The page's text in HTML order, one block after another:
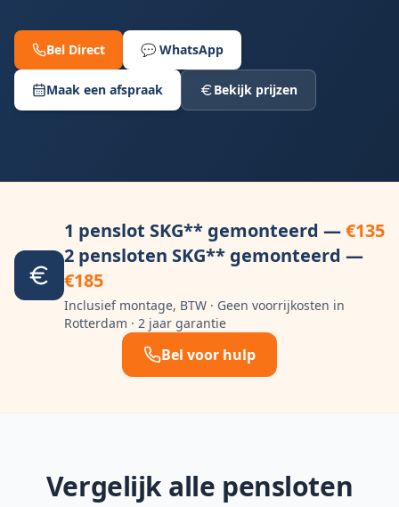
Bel Direct 💬 WhatsApp
Maak een afspraak Bekijk prijzen
1 penslot SKG** gemonteerd —€135
2 pensloten SKG** gemonteerd —
€185
Inclusief montage, BTW · Geen voorrijkosten in
Rotterdam · 2 jaar garantie
Bel voor hulp
Vergelijk alle pensloten